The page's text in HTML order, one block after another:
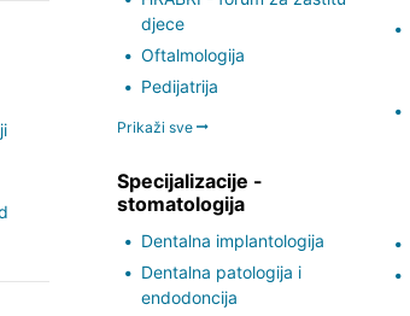
djece
Oftalmologija
Pedijatrija
Prikaži sve
Specijalizacije -
stomatologija
Dentalna implantologija
Dentalna patologija i
endodoncija